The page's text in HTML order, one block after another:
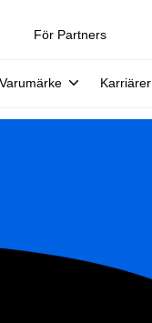
För Partners
Varumärke Karriärer